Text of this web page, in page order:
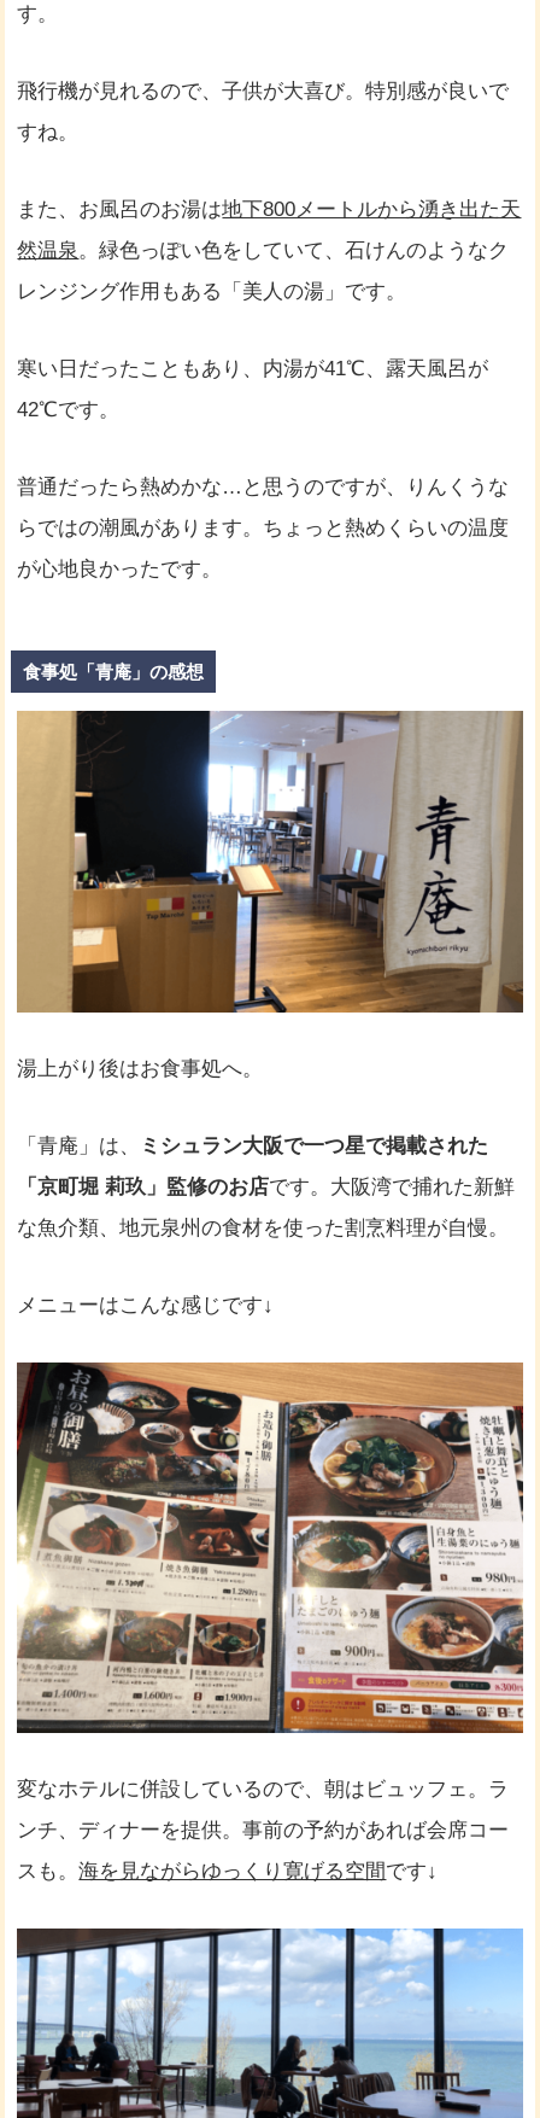
す。
飛行機が見れるので、子供が大喜び。特別感が良いで
すね。
また、お風呂のお湯は地下800メートルから湧き出た天
然温泉。緑色っぽい色をしていて、石けんのようなク
レンジング作用もある「美人の湯」です。
寒い日だったこともあり、内湯が41℃、露天風呂が
42℃です。
普通だったら熱めかな…と思うのですが、りんくうな
らではの潮風があります。ちょっと熱めくらいの温度
が心地良かったです。
食事処「青庵」の感想
湯上がり後はお食事処へ。
「青庵」は、
ミシュラン大阪で一つ星で掲載された
「京町堀 莉玖」監修のお店です。大阪湾で捕れた新鮮
な魚介類、地元泉州の食材を使った割烹料理が自慢。
メニューはこんな感じです↓
変なホテルに併設しているので、朝はビュッフェ。ラ
ンチ、ディナーを提供。事前の予約があれば会席コー
スも。海を見ながらゆっくり寛げる空間です↓